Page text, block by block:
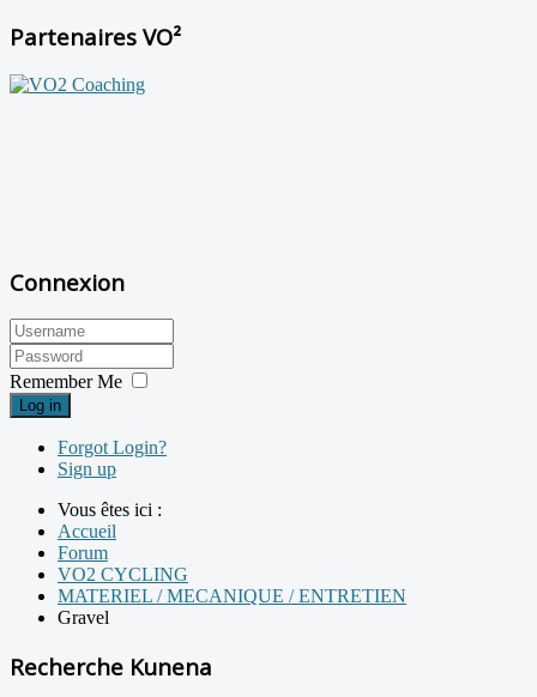
Partenaires VO²
Connexion
Remember Me
Log in
Forgot Login?
Sign up
Vous êtes ici :
Accueil
Forum
VO2 CYCLING
MATERIEL / MECANIQUE / ENTRETIEN
Gravel
Recherche Kunena